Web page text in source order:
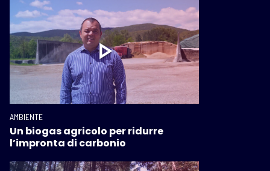
AMBIENTE
Un biogas agricolo per ridurre
l’impronta di carbonio